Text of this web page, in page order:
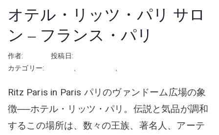
オテル・リッツ・パリ サロ
ン – フランス・パリ
作者: rhayashi投稿日:
カテゴリー:
、 、
Ritz Paris in Paris パリのヴァンドーム広場の象
徴──ホテル・リッツ・パリ。伝説と気品が調和
するこの場所は、数々の王族、著名人、アーテ